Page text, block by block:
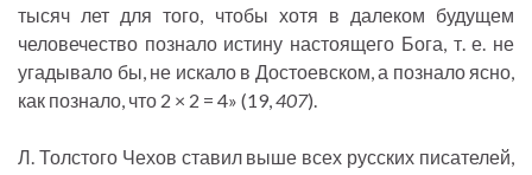
тысяч лет для того, чтобы хотя в далеком будущем
человечество познало истину настоящего Бога, т. е. не
угадывало бы, не искало в Достоевском, а познало ясно,
как познало, что 2 × 2 = 4» (19,407).
Л. Толстого Чехов ставил выше всех русских писателей,